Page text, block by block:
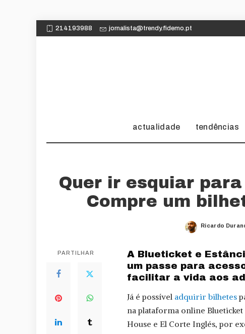
214193988 jornalista@trendy.fidemo.pt
actualidade tendências
Quer ir esquiar
Compre um
Posted
Ricardo
PARTILHAR
A Blueticket e
um passe para
facilitar a vida aos
Já é possível adquirir bilhetes
na plataforma online
House e El Corte Inglés, por